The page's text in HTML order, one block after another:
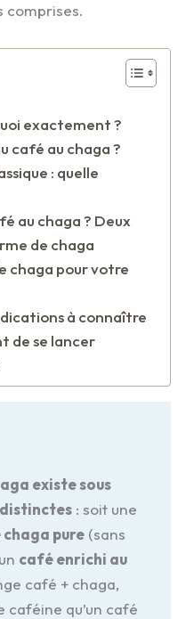
comprises.
exactement ?
café au chaga ?
: quelle
au chaga ? Deux
de chaga
chaga pour votre
à connaître
de se lancer
existe sous
: soit une
pure(sans
café enrichi au
café + chaga,
caféine qu’un café